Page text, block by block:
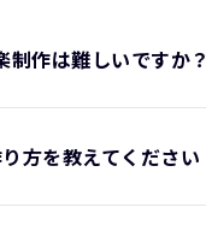
制作は難しいですか？
方を教えてください